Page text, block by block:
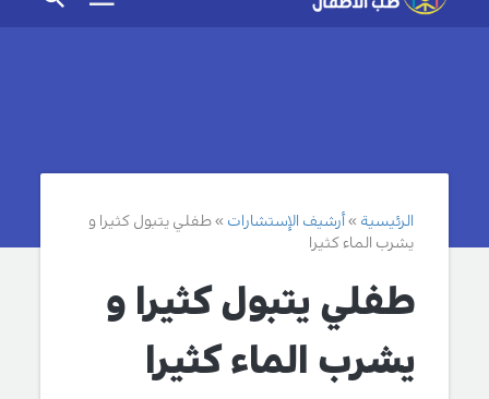
الرئيسية أرشيف الإستشارات
طفلي يتبول كثيرا و
يشرب الماء كثيرا
طفلي يتبول كثيرا و
يشرب الماء كثيرا